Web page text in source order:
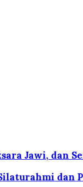
Jawi, dan
dan